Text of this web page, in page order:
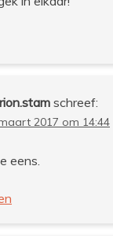
schreef:
2017 om 14:44
eens.